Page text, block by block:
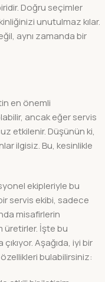
Doğru seçimler
unutulmaz kılar.
aynı zamanda bir
en önemli
ancak eğer servis
etkilenir. Düşünün ki,
ilgisiz. Bu, kesinlikle
ekipleriyle bu
servis ekibi, sadece
misafirlerin
üretirler. İşte bu
Aşağıda, iyi bir
bulabilirsiniz: